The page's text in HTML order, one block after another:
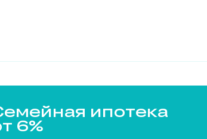
ипотека
6%